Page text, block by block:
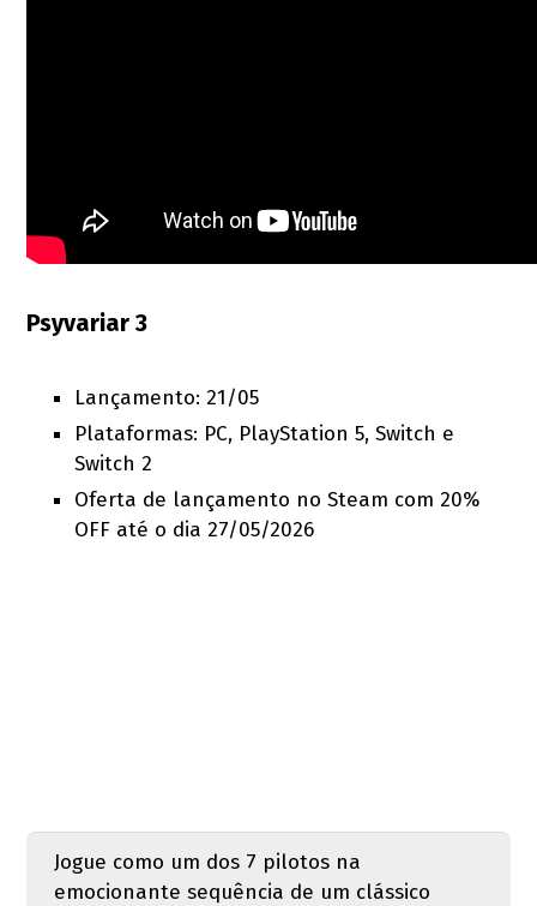
Psyvariar 3
Lançamento: 21/05
Plataformas: PC, PlayStation 5, Switch e
Switch 2
Oferta de lançamento no Steam com 20%
OFF até o dia 27/05/2026
Jogue como um dos 7 pilotos na
emocionante sequência de um clássico